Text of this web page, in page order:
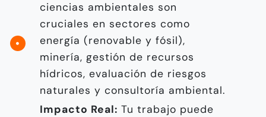
ciencias ambientales son
cruciales en sectores como
energía (renovable y fósil),
minería, gestión de recursos
hídricos, evaluación de riesgos
naturales y consultoría ambiental.
Impacto Real: Tu trabajo puede